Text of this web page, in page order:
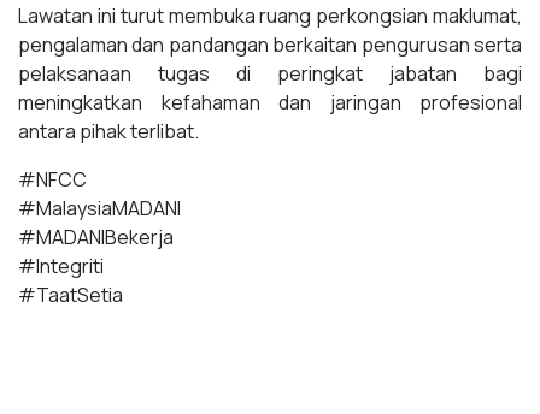
Lawatan ini turut membuka ruang perkongsian maklumat,
pengalaman dan pandangan berkaitan pengurusan serta
pelaksanaan tugas di peringkat jabatan bagi
meningkatkan kefahaman dan jaringan profesional
antara pihak terlibat.
#NFCC
#MalaysiaMADANI
#MADANIBekerja
#Integriti
#TaatSetia